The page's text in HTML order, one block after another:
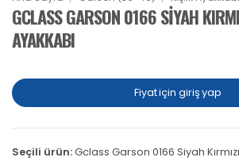
GCLASS GARSON 0166 SIYAH
AYAKKABI
Fiyat için giriş yap
Seçili ürün:Gclass Garson 0166 Siyah